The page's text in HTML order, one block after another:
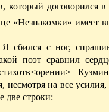
, который договорился
«Незнакомки» имеет
сбился с ног,
поэт сравнил
<орении>
несмотря на все
две строки: